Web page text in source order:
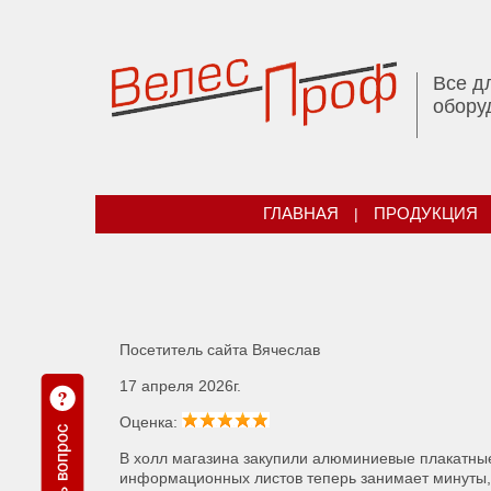
Все
ГЛАВНАЯ | ПРОДУКЦИЯ
Посетитель сайта Вячеслав
17 апреля 2026г.
Оценка:
В холл магазина закупили алюминиевые
информационных листов теперь занимает